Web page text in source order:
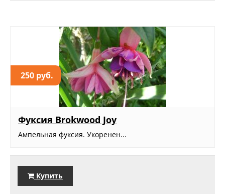
250 руб.
Фуксия Brokwood Joy
Ампельная фуксия. Укоренен...
Купить